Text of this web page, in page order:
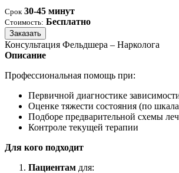
Срок 30-45 минут
Стоимость: Бесплатно
Заказать
Консультация Фельдшера – Нарколога
Описание
Профессиональная помощь при:
Первичной диагностике
Оценке тяжести состояния (по
Подборе предварительной схемы
Контроле текущей терапии
Для кого подходит
Пациентам для: